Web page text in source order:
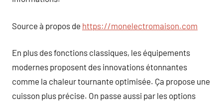
Source à propos de https://monelectromaison.com
En plus des fonctions classiques, les équipements
modernes proposent des innovations étonnantes
comme la chaleur tournante optimisée. Ça propose une
cuisson plus précise. On passe aussi par les options